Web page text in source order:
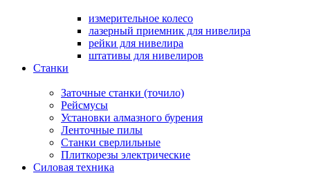
измерительное колесо
лазерный приемник для нивелира
рейки для нивелира
штативы для нивелиров
Станки
Заточные станки (точило)
Рейсмусы
Установки алмазного бурения
Ленточные пилы
Станки сверлильные
Плиткорезы электрические
Силовая техника